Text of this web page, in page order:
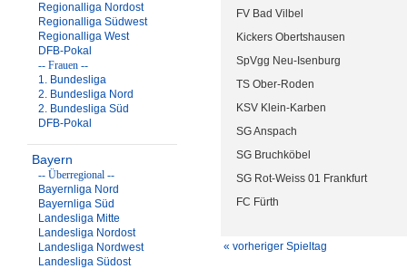
Regionalliga Nordost
Regionalliga Südwest
Regionalliga West
DFB-Pokal
-- Frauen --
1. Bundesliga
2. Bundesliga Nord
2. Bundesliga Süd
DFB-Pokal
Bayern
-- Überregional --
Bayernliga Nord
Bayernliga Süd
Landesliga Mitte
Landesliga Nordost
Landesliga Nordwest
Landesliga Südost
FV Bad Vilbel
Kickers Obertshausen
SpVgg Neu-Isenburg
TS Ober-Roden
KSV Klein-Karben
SG Anspach
SG Bruchköbel
SG Rot-Weiss 01 Frankfurt
FC Fürth
« vorheriger Spieltag